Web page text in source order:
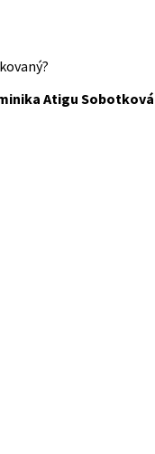
Atigu Sobotková